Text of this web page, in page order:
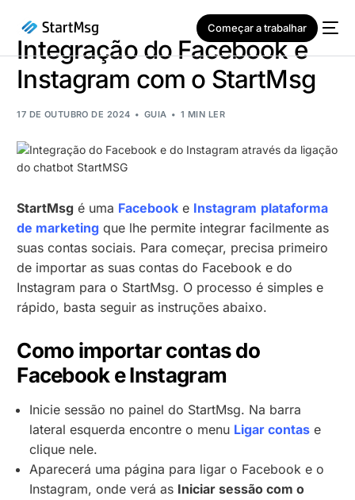
Começar a trabalhar
Integração do Facebook e
Instagram com o StartMsg
17 DE OUTUBRO DE 2024 GUIA 1 MIN LER
StartMsg é uma Facebook e Instagram plataforma
de marketing que lhe permite integrar facilmente as
suas contas sociais. Para começar, precisa primeiro
de importar as suas contas do Facebook e do
Instagram para o StartMsg. O processo é simples e
rápido, basta seguir as instruções abaixo.
Como importar contas do
Facebook e Instagram
Inicie sessão no painel do StartMsg. Na barra
lateral esquerda encontre o menu Ligar contas e
clique nele.
Aparecerá uma página para ligar o Facebook e o
Instagram, onde verá as Iniciar sessão com o
NOVO